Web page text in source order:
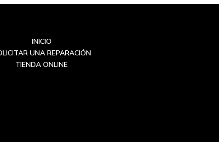
INICIO
UNA REPARACIÓN
TIENDA ONLINE